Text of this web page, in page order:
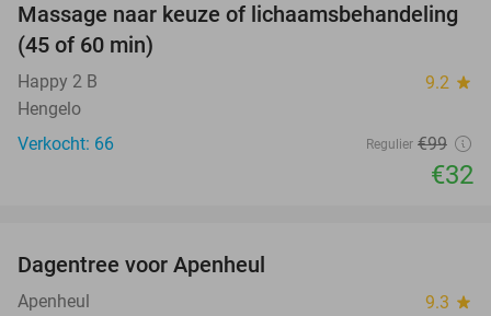
68%
Massage naar keuze of lichaamsbehandeling
(45 of 60 min)
Happy 2 B 9.2 star
Hengelo
Verkocht: 66
Regulier €99
€32
Dagentree voor Apenheul
Apenheul 9.3 star